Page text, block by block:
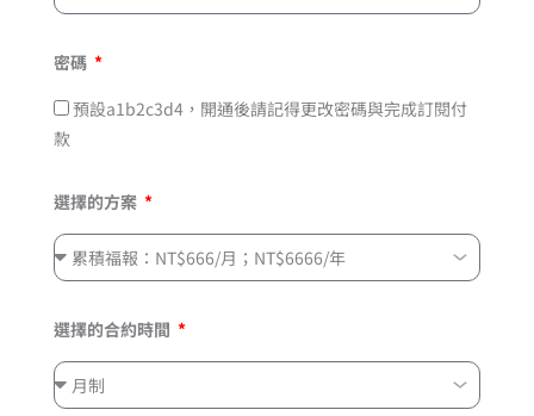
密碼
預設a1b2c3d4，開通後請記得更改密碼與完成訂閱付
款
選擇的方案
選擇的合約時間